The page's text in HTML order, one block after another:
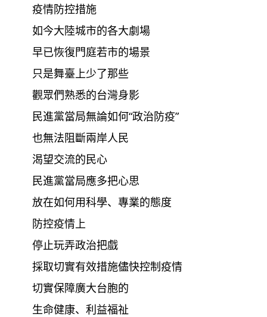
疫情防控措施
如今大陸城市的各大劇場
早已恢復門庭若市的場景
只是舞臺上少了那些
觀眾們熟悉的台灣身影
民進黨當局無論如何“政治防疫”
也無法阻斷兩岸人民
渴望交流的民心
民進黨當局應多把心思
放在如何用科學、專業的態度
防控疫情上
停止玩弄政治把戲
採取切實有效措施儘快控制疫情
切實保障廣大台胞的
生命健康、利益福祉